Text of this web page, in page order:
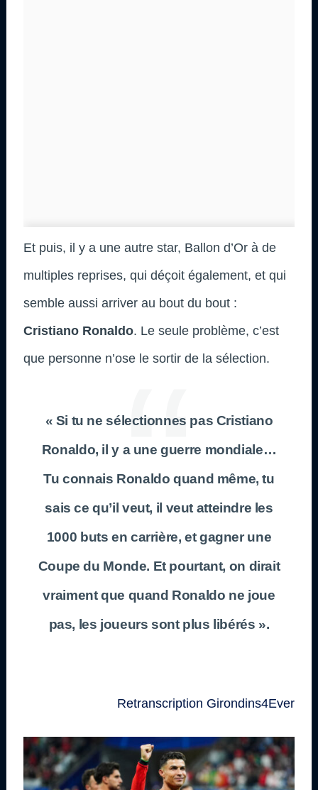
Et puis, il y a une autre star, Ballon d’Or à de
multiples reprises, qui déçoit également, et qui
semble aussi arriver au bout du bout :
Cristiano Ronaldo. Le seule problème, c’est
que personne n’ose le sortir de la sélection.
« Si tu ne sélectionnes pas Cristiano
Ronaldo, il y a une guerre mondiale…
Tu connais Ronaldo quand même, tu
sais ce qu’il veut, il veut atteindre les
1000 buts en carrière, et gagner une
Coupe du Monde. Et pourtant, on dirait
vraiment que quand Ronaldo ne joue
pas, les joueurs sont plus libérés ».
Retranscription Girondins4Ever